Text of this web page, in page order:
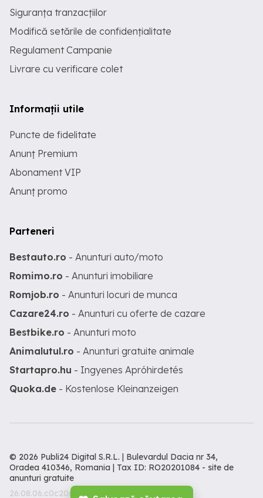
Siguranța tranzacțiilor
Modifică setările de confidențialitate
Regulament Campanie
Livrare cu verificare colet
Informații utile
Puncte de fidelitate
Anunț Premium
Abonament VIP
Anunț promo
Parteneri
Bestauto.ro - Anunturi auto/moto
Romimo.ro - Anunturi imobiliare
Romjob.ro - Anunturi locuri de munca
Cazare24.ro - Anunturi cu oferte de cazare
Bestbike.ro - Anunturi moto
Animalutul.ro - Anunturi gratuite animale
Startapro.hu - Ingyenes Apróhirdetés
Quoka.de - Kostenlose Kleinanzeigen
© 2026 Publi24 Digital S.R.L. | Bulevardul Dacia nr 34,
Oradea 410346, Romania | Tax ID: RO20201084 - site de
anunturi gratuite
26.08.06.c0c206c